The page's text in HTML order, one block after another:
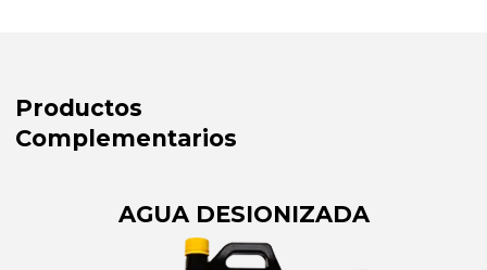
Productos
Complementarios
AGUA DESIONIZADA